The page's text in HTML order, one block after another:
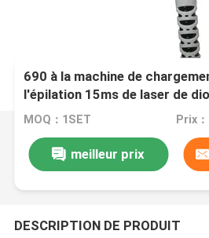
690 à la machine de
l'épilation 15ms de laser de
pour le rajeunissement de
MOQ：1SET Prix
meilleur prix
DESCRIPTION DE PRODUIT